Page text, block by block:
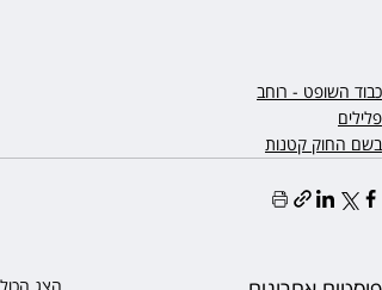
כבוד השופט - רוחב
פלילים
בשם החוק קטנות